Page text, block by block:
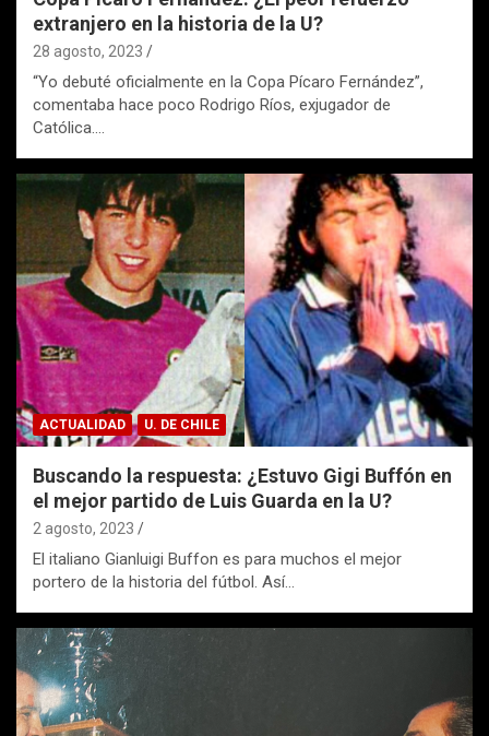
extranjero en la historia de la U?
28 agosto, 2023
“Yo debuté oficialmente en la Copa Pícaro Fernández”,
comentaba hace poco Rodrigo Ríos, exjugador de
Católica.…
ACTUALIDAD U. DE CHILE
Buscando la respuesta: ¿Estuvo Gigi Buffón en
el mejor partido de Luis Guarda en la U?
2 agosto, 2023
El italiano Gianluigi Buffon es para muchos el mejor
portero de la historia del fútbol. Así…